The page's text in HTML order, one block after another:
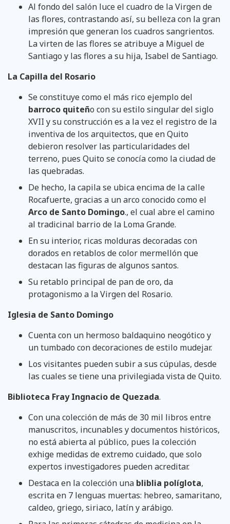
Al fondo del salón luce el cuadro de la Virgen de
las flores, contrastando así, su belleza con la gran
impresión que generan los cuadros sangrientos.
La virten de las flores se atribuye a Miguel de
Santiago y las flores a su hija, Isabel de Santiago.
La Capilla del Rosario
Se constituye como el más rico ejemplo del
barroco quiteño con su estilo singular del siglo
XVII y su construcción es a la vez el registro de la
inventiva de los arquitectos, que en Quito
debieron resolver las particularidades del
terreno, pues Quito se conocía como la ciudad de
las quebradas.
De hecho, la capila se ubica encima de la calle
Rocafuerte, gracias a un arco conocido como el
Arco de Santo Domingo., el cual abre el camino
al tradicinal barrio de la Loma Grande.
En su interior, ricas molduras decoradas con
dorados en retablos de color mermellón que
destacan las figuras de algunos santos.
Su retablo principal de pan de oro, da
protagonismo a la Virgen del Rosario.
Iglesia de Santo Domingo
Cuenta con un hermoso baldaquino neogótico y
un tumbado con decoraciones de estilo mudejar.
Los visitantes pueden subir a sus cúpulas, desde
las cuales se tiene una privilegiada vista de Quito.
Biblioteca Fray Ingnacio de Quezada.
Con una colección de más de 30 mil libros entre
manuscritos, incunables y documentos históricos,
no está abierta al público, pues la colección
exhige medidas de extremo cuidado, que solo
expertos investigadores pueden acreditar.
Destaca en la colección una bliblia políglota,
escrita en 7 lenguas muertas: hebreo, samaritano,
caldeo, griego, siriaco, latín y arábigo.